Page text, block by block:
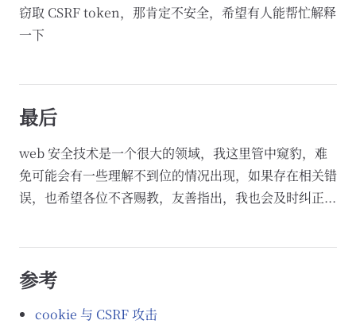
窃取 CSRF token，那肯定不安全，希望有人能帮忙解释
一下
最后
web 安全技术是一个很大的领域，我这里管中窥豹，难
免可能会有一些理解不到位的情况出现，如果存在相关错
误，也希望各位不吝赐教，友善指出，我也会及时纠正...
参考
cookie 与 CSRF 攻击